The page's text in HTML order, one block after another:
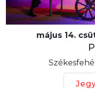
május 14.